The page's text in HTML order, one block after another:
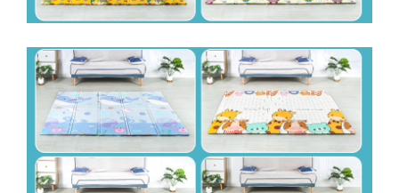
Macarale electrice
Aparate si instrumente de masurat
Rulete
Telemetre, nivele, sublere
Masini de polisat
Rindele electrice
Pistoale electrice aer cald si vopsit